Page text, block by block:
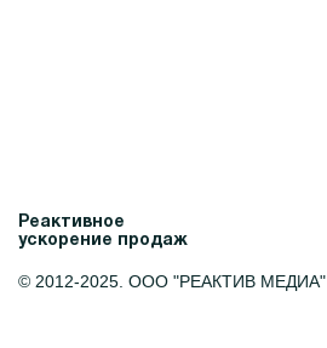
Реактивное
ускорение продаж
© 2012-2025. ООО "РЕАКТИВ МЕДИА"